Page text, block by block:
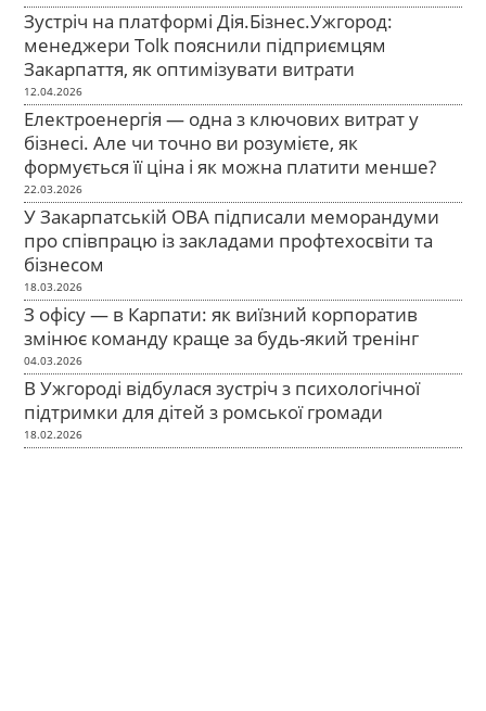
Зустріч на платформі Дія.Бізнес.Ужгород:
менеджери Tolk пояснили підприємцям
Закарпаття, як оптимізувати витрати
12.04.2026
Електроенергія — одна з ключових витрат у
бізнесі. Але чи точно ви розумієте, як
формується її ціна і як можна платити менше?
22.03.2026
У Закарпатській ОВА підписали меморандуми
про співпрацю із закладами профтехосвіти та
бізнесом
18.03.2026
З офісу — в Карпати: як виїзний корпоратив
змінює команду краще за будь-який тренінг
04.03.2026
В Ужгороді відбулася зустріч з психологічної
підтримки для дітей з ромської громади
18.02.2026